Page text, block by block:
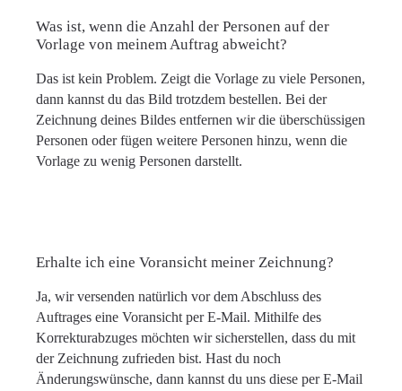
Was ist, wenn die Anzahl der Personen auf der
Vorlage von meinem Auftrag abweicht?
Das ist kein Problem. Zeigt die Vorlage zu viele Personen,
dann kannst du das Bild trotzdem bestellen. Bei der
Zeichnung deines Bildes entfernen wir die überschüssigen
Personen oder fügen weitere Personen hinzu, wenn die
Vorlage zu wenig Personen darstellt.
Erhalte ich eine Voransicht meiner Zeichnung?
Ja, wir versenden natürlich vor dem Abschluss des
Auftrages eine Voransicht per E-Mail. Mithilfe des
Korrekturabzuges möchten wir sicherstellen, dass du mit
der Zeichnung zufrieden bist. Hast du noch
Änderungswünsche, dann kannst du uns diese per E-Mail